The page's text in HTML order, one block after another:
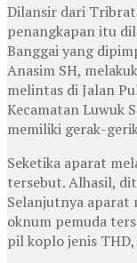
Dilansir dari
penangkapan itu
Banggai yang
Anasim SH,
melintas di Jalan
Kecamatan Luwuk
memiliki gerak-
Seketika aparat
tersebut. Alhasil,
Selanjutnya aparat
oknum pemuda
pil koplo jenis THD,